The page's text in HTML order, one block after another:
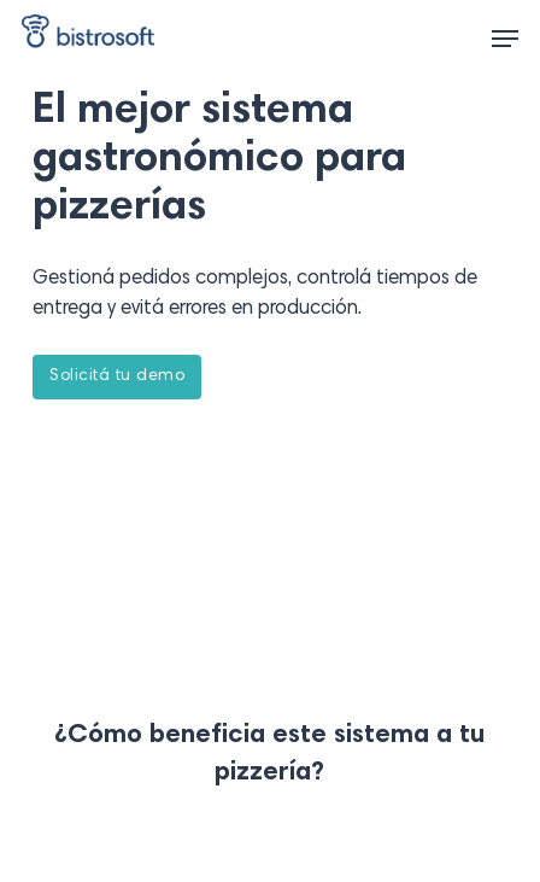
Skip
contentEl mejor sistema
gastronómico para
pizzerías
Gestioná pedidos complejos, controlá tiempos de
entrega y evitá errores en producción.
Solicitá tu d emo
¿Cómo beneficia este sistema a tu
pizzería?